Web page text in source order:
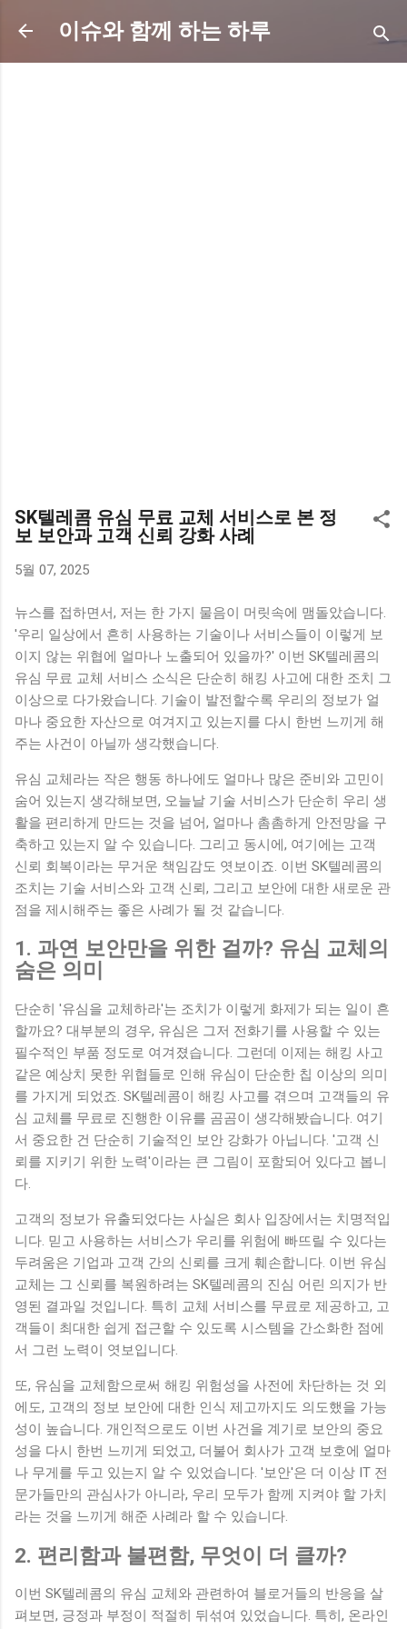
기본 콘텐츠로 건너뛰기
이슈와 함께 하는 하루
SK텔레콤 유심 무료 교체 서비스로 본 정
보 보안과 고객 신뢰 강화 사례
5월 07, 2025
뉴스를 접하면서, 저는 한 가지 물음이 머릿속에 맴돌았습니다.
'우리 일상에서 흔히 사용하는 기술이나 서비스들이 이렇게 보
이지 않는 위협에 얼마나 노출되어 있을까?' 이번 SK텔레콤의
유심 무료 교체 서비스 소식은 단순히 해킹 사고에 대한 조치 그
이상으로 다가왔습니다. 기술이 발전할수록 우리의 정보가 얼
마나 중요한 자산으로 여겨지고 있는지를 다시 한번 느끼게 해
주는 사건이 아닐까 생각했습니다.
유심 교체라는 작은 행동 하나에도 얼마나 많은 준비와 고민이
숨어 있는지 생각해보면, 오늘날 기술 서비스가 단순히 우리 생
활을 편리하게 만드는 것을 넘어, 얼마나 촘촘하게 안전망을 구
축하고 있는지 알 수 있습니다. 그리고 동시에, 여기에는 고객
신뢰 회복이라는 무거운 책임감도 엿보이죠. 이번 SK텔레콤의
조치는 기술 서비스와 고객 신뢰, 그리고 보안에 대한 새로운 관
점을 제시해주는 좋은 사례가 될 것 같습니다.
1. 과연 보안만을 위한 걸까? 유심 교체의
숨은 의미
단순히 '유심을 교체하라'는 조치가 이렇게 화제가 되는 일이 흔
할까요? 대부분의 경우, 유심은 그저 전화기를 사용할 수 있는
필수적인 부품 정도로 여겨졌습니다. 그런데 이제는 해킹 사고
같은 예상치 못한 위협들로 인해 유심이 단순한 칩 이상의 의미
를 가지게 되었죠. SK텔레콤이 해킹 사고를 겪으며 고객들의 유
심 교체를 무료로 진행한 이유를 곰곰이 생각해봤습니다. 여기
서 중요한 건 단순히 기술적인 보안 강화가 아닙니다. '고객 신
뢰를 지키기 위한 노력'이라는 큰 그림이 포함되어 있다고 봅니
다.
고객의 정보가 유출되었다는 사실은 회사 입장에서는 치명적입
니다. 믿고 사용하는 서비스가 우리를 위험에 빠뜨릴 수 있다는
두려움은 기업과 고객 간의 신뢰를 크게 훼손합니다. 이번 유심
교체는 그 신뢰를 복원하려는 SK텔레콤의 진심 어린 의지가 반
영된 결과일 것입니다. 특히 교체 서비스를 무료로 제공하고, 고
객들이 최대한 쉽게 접근할 수 있도록 시스템을 간소화한 점에
서 그런 노력이 엿보입니다.
또, 유심을 교체함으로써 해킹 위험성을 사전에 차단하는 것 외
에도, 고객의 정보 보안에 대한 인식 제고까지도 의도했을 가능
성이 높습니다. 개인적으로도 이번 사건을 계기로 보안의 중요
성을 다시 한번 느끼게 되었고, 더불어 회사가 고객 보호에 얼마
나 무게를 두고 있는지 알 수 있었습니다. '보안'은 더 이상 IT 전
문가들만의 관심사가 아니라, 우리 모두가 함께 지켜야 할 가치
라는 것을 느끼게 해준 사례라 할 수 있습니다.
2. 편리함과 불편함, 무엇이 더 클까?
이번 SK텔레콤의 유심 교체와 관련하여 블로거들의 반응을 살
펴보면, 긍정과 부정이 적절히 뒤섞여 있었습니다. 특히, 온라인